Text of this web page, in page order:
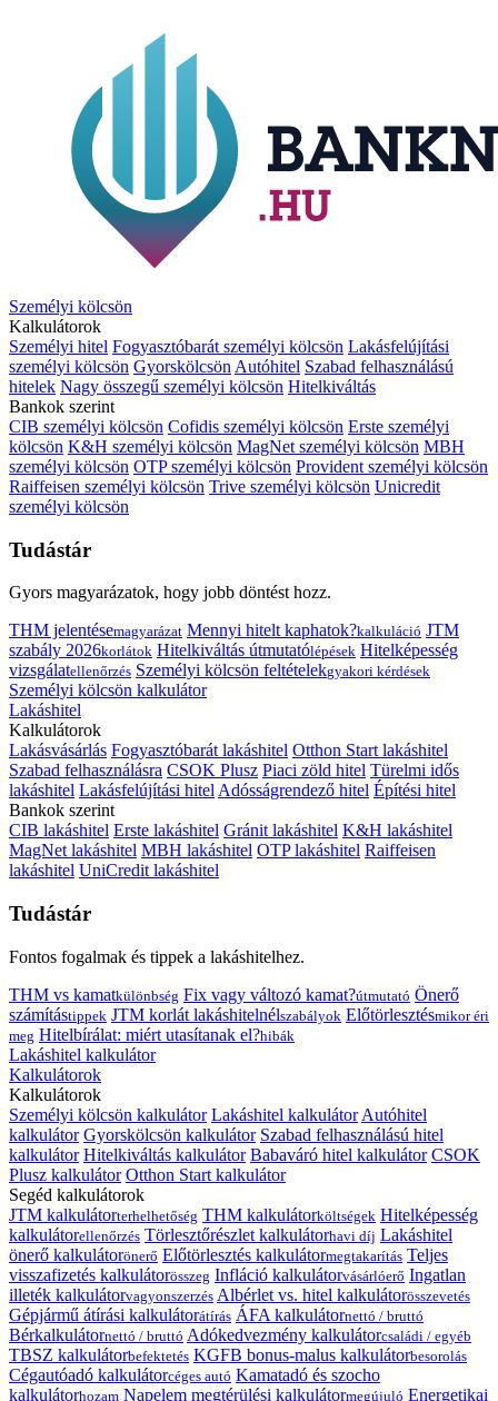
Személyi kölcsön
Kalkulátorok
Személyi hitel Fogyasztóbarát személyi kölcsön Lakásfelújítási
személyi kölcsön Gyorskölcsön Autóhitel Szabad felhasználású
hitelek Nagy összegű személyi kölcsön Hitelkiváltás
Bankok szerint
CIB személyi kölcsön Cofidis személyi kölcsön Erste személyi
kölcsön K&H személyi kölcsön MagNet személyi kölcsön MBH
személyi kölcsön OTP személyi kölcsön Provident személyi kölcsön
Raiffeisen személyi kölcsön Trive személyi kölcsön Unicredit
személyi kölcsön
Tudástár
Gyors magyarázatok, hogy jobb döntést hozz.
THM jelentésemagyarázat Mennyi hitelt kaphatok?kalkuláció JTM
szabály 2026korlátok Hitelkiváltás útmutatólépések Hitelképesség
vizsgálatellenőrzés Személyi kölcsön feltételekgyakori kérdések
Személyi kölcsön kalkulátor
Lakáshitel
Kalkulátorok
Lakásvásárlás Fogyasztóbarát lakáshitel Otthon Start lakáshitel
Szabad felhasználásra CSOK Plusz Piaci zöld hitel Türelmi idős
lakáshitel Lakásfelújítási hitelAdósságrendező hitel Építési hitel
Bankok szerint
CIB lakáshitel Erste lakáshitel Gránit lakáshitel K&H lakáshitel
MagNet lakáshitel MBH lakáshitel OTP lakáshitel Raiffeisen
lakáshitel UniCredit lakáshitel
Tudástár
Fontos fogalmak és tippek a lakáshitelhez.
THM vs kamatkülönbség Fix vagy változó kamat?útmutató Önerő
számítástippek JTM korlát lakáshitelnélszabályok Előtörlesztésmikor éri
meg Hitelbírálat: miért utasítanak el?hibák
Lakáshitel kalkulátor
Kalkulátorok
Kalkulátorok
Személyi kölcsön kalkulátor Lakáshitel kalkulátor Autóhitel
kalkulátor Gyorskölcsön kalkulátor Szabad felhasználású hitel
kalkulátor Hitelkiváltás kalkulátor Babaváró hitel kalkulátor CSOK
Plusz kalkulátor Otthon Start kalkulátor
Segéd kalkulátorok
JTM kalkulátorterhelhetőség THM kalkulátorköltségek Hitelképesség
kalkulátorellenőrzés Törlesztőrészlet kalkulátorhavi díj Lakáshitel
önerő kalkulátorönerő Előtörlesztés kalkulátormegtakarítás Teljes
visszafizetés kalkulátorösszeg Infláció kalkulátorvásárlóerő Ingatlan
illeték kalkulátorvagyonszerzés Albérlet vs. hitel kalkulátorösszevetés
Gépjármű átírási kalkulátorátírás ÁFA kalkulátornettó / bruttó
Bérkalkulátornettó / bruttó Adókedvezmény kalkulátorcsaládi / egyéb
TBSZ kalkulátorbefektetés KGFB bonus-malus kalkulátorbesorolás
Cégautóadó kalkulátorcéges autó Kamatadó és szocho
kalkulátorhozam Napelem megtérülési kalkulátormegújuló Energetikai